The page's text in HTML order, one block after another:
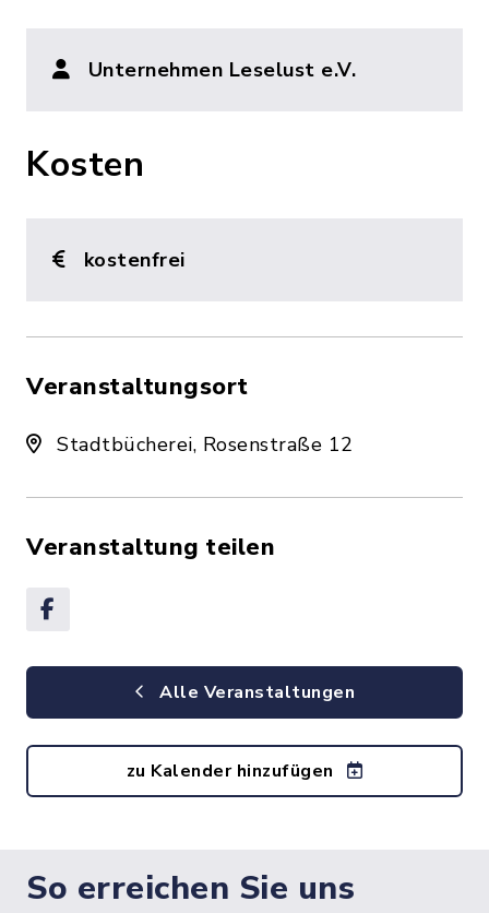
Unternehmen Leselust e.V.
Kosten
kostenfrei
Veranstaltungsort
Stadtbücherei, Rosenstraße 12
Veranstaltung teilen
Alle Veranstaltungen
zu Kalender hinzufügen
So erreichen Sie uns